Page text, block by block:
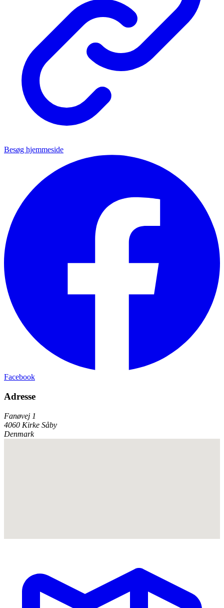
Besøg hjemmeside
Facebook
Adresse
Fanøvej 1
4060 Kirke Såby
Denmark